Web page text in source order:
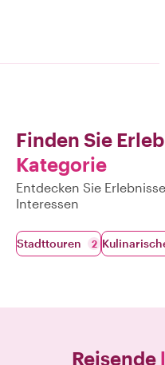
Finden Sie
Kategorie
Entdecken Sie
Interessen
Stadttouren 2
Reisende